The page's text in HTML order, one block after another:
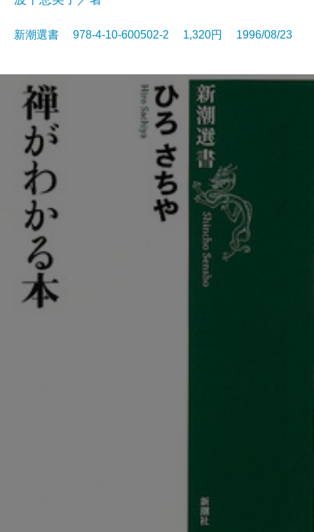
新潮選書 978-4-10-600502-2 1,320円 1996/08/23